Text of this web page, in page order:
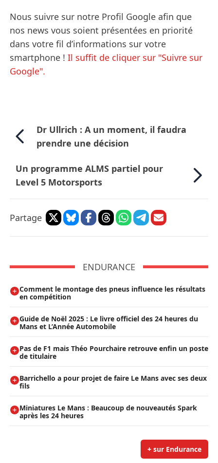
Nous suivre sur notre Profil Google afin que
nos news vous soient présentées en priorité
dans votre fil d’informations sur votre
smartphone ! Il suffit de cliquer sur "Suivre sur
Google".
Dr Ullrich : A un moment, il faudra
prendre une décision
Un programme ALMS partiel pour
Level 5 Motorsports
Partage
ENDURANCE
Comment le montage des pneus influence les résultats
en compétition
Guide de Noël 2025 : Le livre officiel des 24 heures du
Mans et L’Année Automobile
Pas de F1 mais Théo Pourchaire retrouve enfin un poste
de titulaire
Barrichello a pour projet de faire Le Mans avec ses deux
fils
Miniatures Le Mans : Beaucoup de nouveautés Spark
après les 24 heures
+ sur Endurance